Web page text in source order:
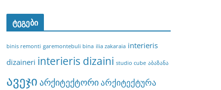
ტეგები
binis remonti garemontebuli bina ilia zakaraia interieris
dizaineri interieris dizaini studio cube აბაზანა
ავეჯი არქიტექტორიარქიტექტურა